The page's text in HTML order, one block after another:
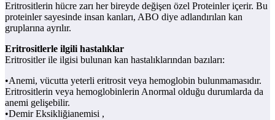
Eritrositlerin hücre zarı her bireyde değişen özel Proteinler içerir. Bu
proteinler sayesinde insan kanları, ABO diye adlandırılan kan
gruplarına ayrılır.
Eritrositlerle ilgili hastalıklar
Eritrositler ile ilgisi bulunan kan hastalıklarından bazıları:
•Anemi, vücutta yeterli eritrosit veya hemoglobin bulunmamasıdır.
Eritrositlerin veya hemoglobinlerin Anormal olduğu durumlarda da
anemi gelişebilir.
•Demir Eksikliğianemisi ,